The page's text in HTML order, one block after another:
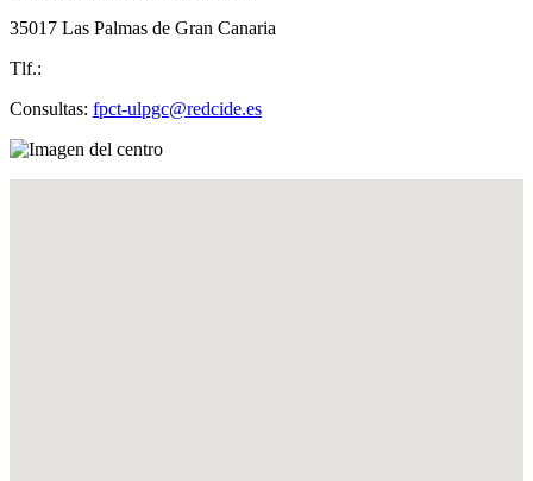
35017 Las Palmas de Gran Canaria
Tlf.:
Consultas: fpct-ulpgc@redcide.es